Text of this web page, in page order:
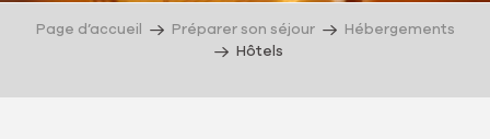
Page d’accueil Préparer son séjour
Hébergements
Hôtels